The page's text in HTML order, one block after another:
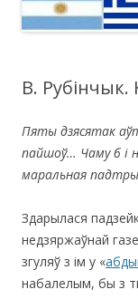
В.
Пяты дзясятак
пайшоў… Чаму б і
маральная
Здарылася
недзяржаўнай
згуляў з ім у «
набалелым, бы з